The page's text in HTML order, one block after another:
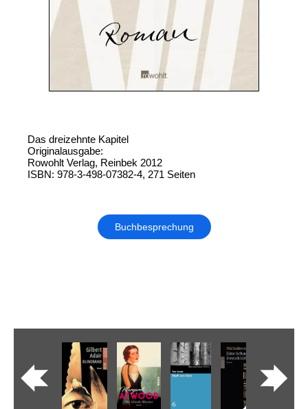
Das dreizehnte Kapitel
Originalausgabe:
Rowohlt Verlag, Reinbek 2012
ISBN: 978-3-498-07382-4, 271 Seiten
Buchbesprechung